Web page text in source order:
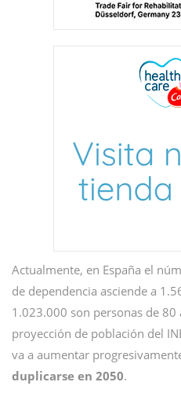
Actualmente, en España el
de dependencia asciende a
1.023.000 son personas de 80
proyección de población del
va a aumentar
duplicarse en 2050.